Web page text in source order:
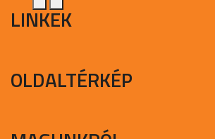
LINKEK
OLDALTÉRKÉP